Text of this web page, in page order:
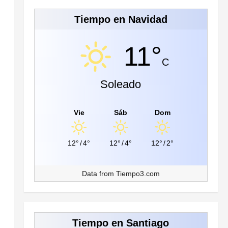
Tiempo en Navidad
11°C
Soleado
Vie
12° /4°
Sáb
12° /4°
Dom
12° /2°
Data from Tiempo3.com
Tiempo en Santiago